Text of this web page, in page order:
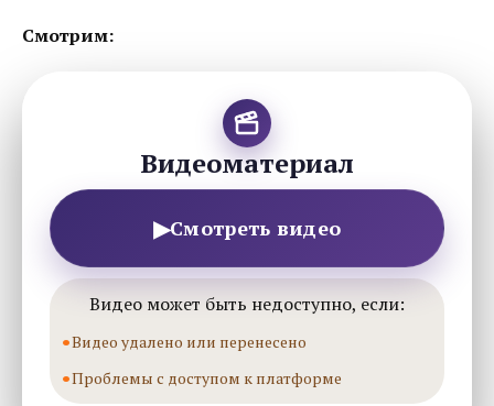
Смотрим:
Видеоматериал
▶Смотреть видео
Видео может быть недоступно, если:
Видео удалено или перенесено
Проблемы с доступом к платформе